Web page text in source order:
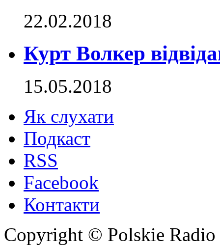
22.02.2018
Курт Волкер
15.05.2018
Як слухати
Подкаст
RSS
Facebook
Контакти
Copyright © Polskie